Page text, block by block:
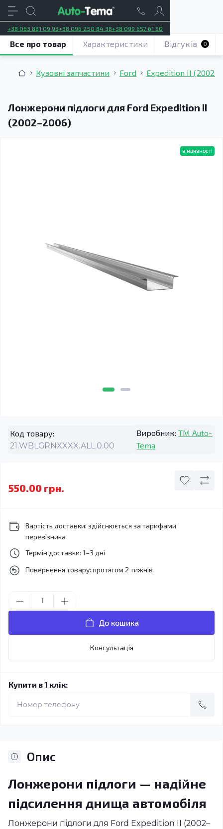
+38 063 881 09 93+38 096 250 84 38+38 099 657 61 50
Кузовні запчастини Ford Expedition II
Лонжерони підлоги для Ford Expedition II
(2002–2006)
Все про товар Характеристики Відгуків 0
в наявності
Код товару:
21.WBLGRNXXXX.ALL.0.00
Виробник: TM Auto-
Tema
550.00 грн.
Вартість доставки: здійснюється за тарифами
перевізника
Термін доставки: 1–3 дні
Повернення товару: протягом 2 тижнів
До кошика
Консультація
Купити в 1 клік:
Опис
Лонжерони підлоги — надійне
підсилення днища автомобіля
Лонжерони підлоги для Ford Expedition II (2002–